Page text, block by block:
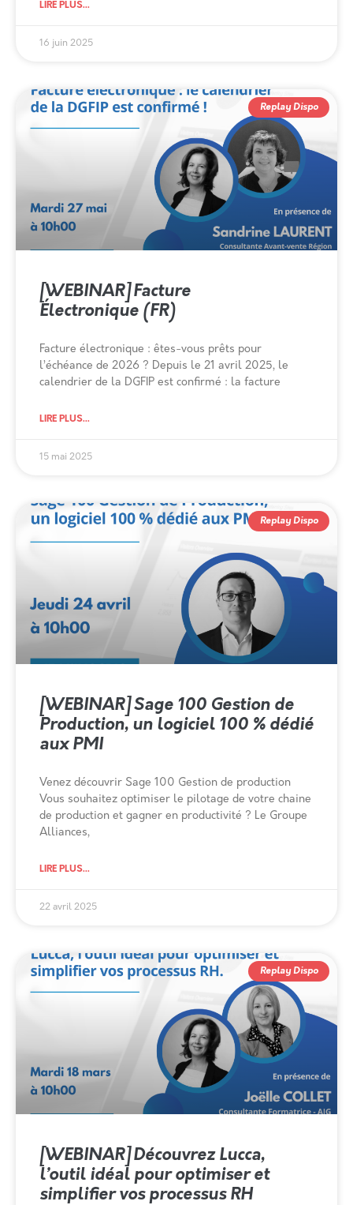
LIRE PLUS...
16 juin 2025
Replay Dispo
[WEBINAR] Facture
Électronique (FR)
Facture électronique : êtes-vous prêts pour
l’échéance de 2026 ? Depuis le 21 avril 2025, le
calendrier de la DGFIP est confirmé : la facture
LIRE PLUS...
15 mai 2025
Replay Dispo
[WEBINAR] Sage 100 Gestion de
Production, un logiciel 100 % dédié
aux PMI
Venez découvrir Sage 100 Gestion de production
Vous souhaitez optimiser le pilotage de votre chaine
de production et gagner en productivité ? Le Groupe
Alliances,
LIRE PLUS...
22 avril 2025
Replay Dispo
[WEBINAR] Découvrez Lucca,
l’outil idéal pour optimiser et
simplifier vos processus RH